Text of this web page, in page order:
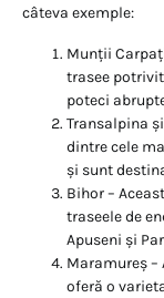
câteva exemple:
Munții
trasee
poteci
Transalpina
dintre cele
și sunt
Bihor –
traseele de
Apuseni și
Maramureș –
oferă o